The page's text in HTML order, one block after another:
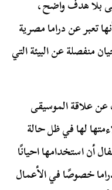
بلا هدف واضح،
تعبر عن دراما مصرية
منفصلة عن البيئة التي
علاقة الموسيقى
لها في ظل حالة
أن استخدامها احيانًا
خصوصًا في الأعمال